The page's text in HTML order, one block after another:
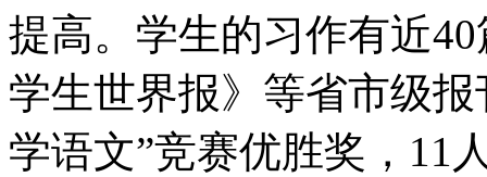
提高。学生的习作有近
学生世界报》等省市级
学语文”竞赛优胜奖，11